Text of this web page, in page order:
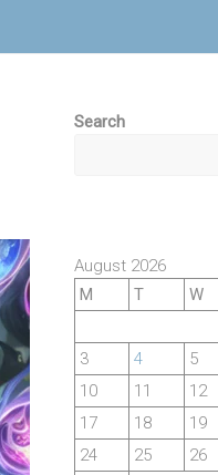
Search
August 2026
M
T W
3
4 5
10
11 12
17
18 19
24
25 26